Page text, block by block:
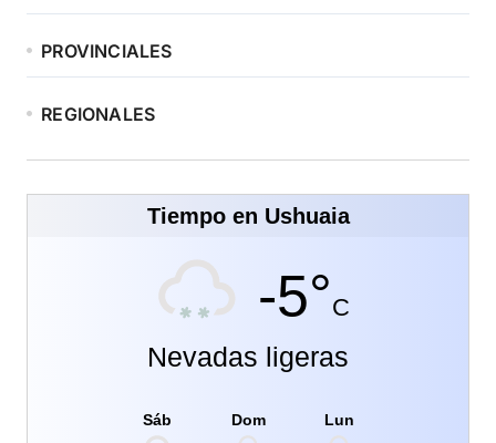
PROVINCIALES
REGIONALES
Tiempo en Ushuaia
-5°C
Nevadas ligeras
Sáb Dom Lun